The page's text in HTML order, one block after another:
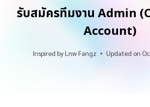
รับสมัครทีมงาน Admin
Account)
Inspired byLnw Fangz Updated on